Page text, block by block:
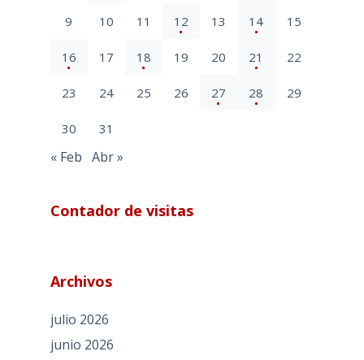
9 10 11 12 13 14 15
16 17 18 19 20 21 22
23 24 25 26 27 28 29
30 31
« Feb Abr »
Contador de visitas
Archivos
julio 2026
junio 2026